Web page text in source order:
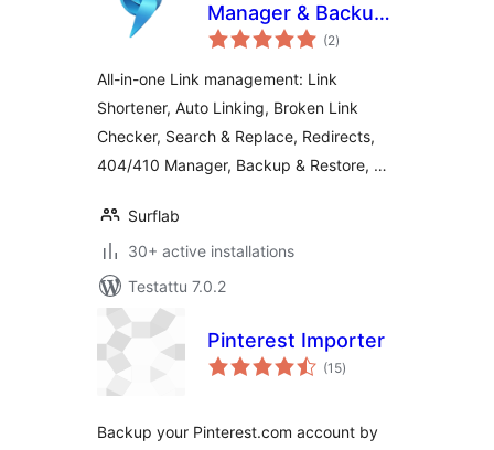
Manager & Backup
Restore
(2arvosanat
yhteensä
)
All-in-one Link management: Link
Shortener, Auto Linking, Broken Link
Checker, Search & Replace, Redirects,
404/410 Manager, Backup & Restore, …
Surflab
30+ active installations
Testattu 7.0.2
Pinterest Importer
(15arvosanat
yhteensä
)
Backup your Pinterest.com account by